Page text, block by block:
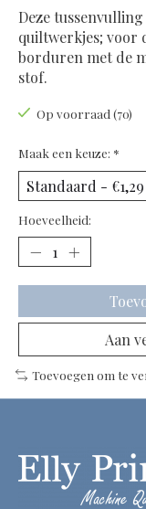
Deze
quiltwerkjes; voor
borduren met de
stof.
Op voorraad (70)
Maak een keuze: *
Hoeveelheid:
Aan
Toevoegen om te